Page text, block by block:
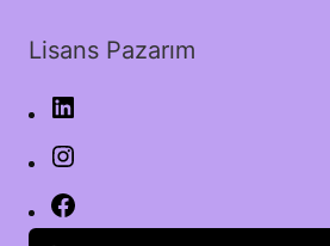
Lisans Pazarım